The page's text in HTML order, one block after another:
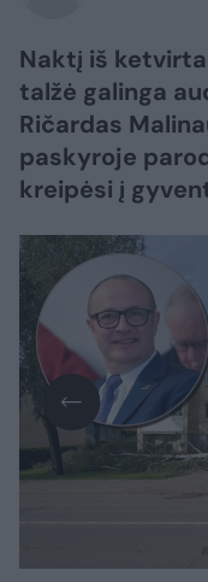
Naktį iš
talžė galinga
Ričardas
paskyroje
kreipėsi į